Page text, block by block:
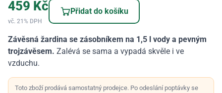
459 Kč
vč. 21% DPH
Přidat do košíku
Závěsná žardina se zásobníkem na 1,5 l vody a pevným
trojzávěsem. Zalévá se sama a vypadá skvěle i ve
vzduchu.
Toto zboží prodává samostatný prodejce. Po odeslání poptávky se